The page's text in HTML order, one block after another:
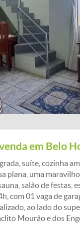
em Belo
suíte, cozinha
plana, uma
salão de festas,
com 01 vaga de
ao lado do
Mourão e dos